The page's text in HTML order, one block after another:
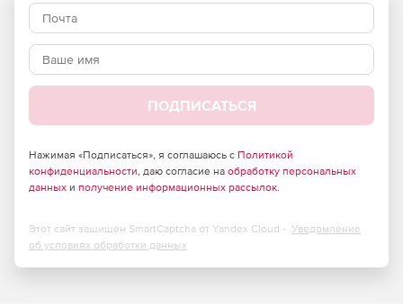
Принципы работы регуляторов давления.
Системы чувствительные к нагрузке.
ПОДПИСАТЬСЯ
Нажимая «Подписаться», я соглашаюсь с Политикой
конфиденциальности, даю согласие на обработку персональных
данных и получение информационных рассылок.
Этот сайт защищен SmartCaptcha от Yandex Cloud - Уведомление
об условиях обработки данных